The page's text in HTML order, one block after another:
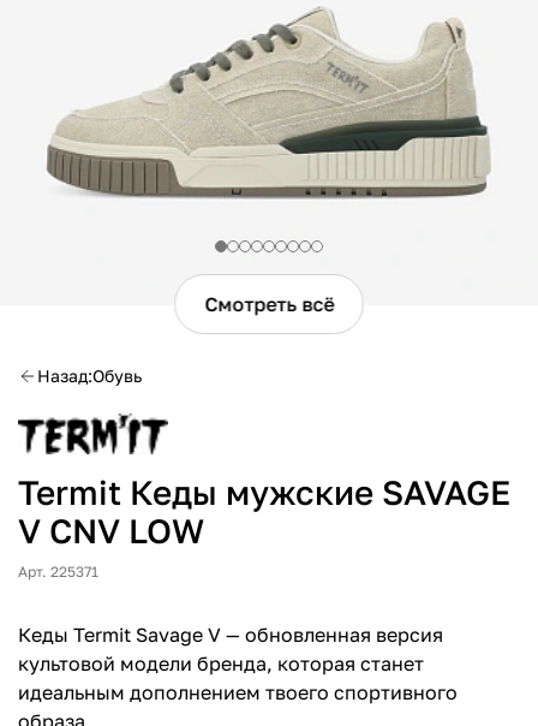
Смотреть всё
Назад Обувь
Termit Кеды мужские SAVAGE
V CNV LOW
Арт. 225371
Кеды Termit Savage V — обновленная версия
культовой модели бренда, которая станет
идеальным дополнением твоего спортивного